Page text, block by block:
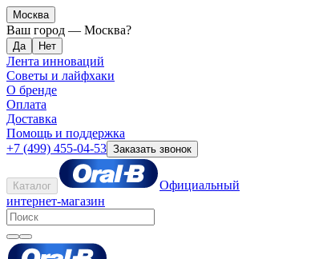
Москва
Ваш город — Москва?
Лента инноваций
Советы и лайфхаки
О бренде
Оплата
Доставка
Помощь и поддержка
+7 (499) 455-04-53 Заказать звонок
Каталог
Официальный
интернет-магазин